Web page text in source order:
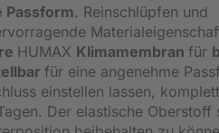
Passform. Reinschlüpfen und
HUMAX Klimamembran für
für eine angenehme
einstellen lassen,
Der elastische Oberstoff